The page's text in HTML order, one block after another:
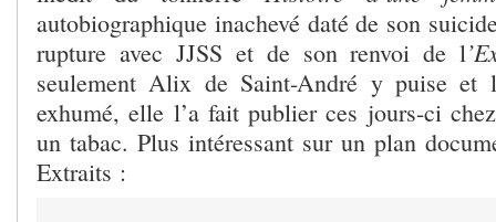
autobiographique inachevé daté de son
rupture avec JJSS et de son renvoi de l
seulement Alix de Saint-André y puise et
exhumé, elle l’a fait publier ces jours-ci
un tabac. Plus intéressant sur un plan
Extraits :